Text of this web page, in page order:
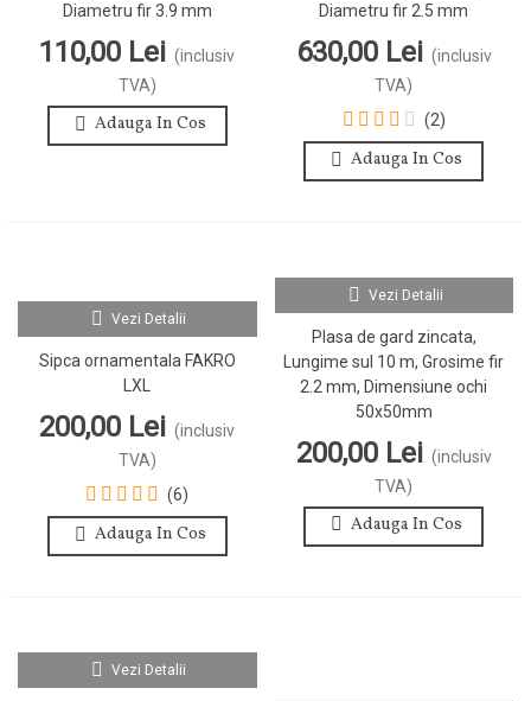
Diametru fir 3.9 mm
110,00 Lei (inclusiv
TVA)
Adauga In Cos
Diametru fir 2.5 mm
630,00 Lei (inclusiv
TVA)
(2)
Adauga In Cos
Vezi Detalii
Sipca ornamentala FAKRO
LXL
200,00 Lei (inclusiv
TVA)
(6)
Adauga In Cos
Vezi Detalii
Plasa de gard zincata,
Lungime sul 10 m, Grosime fir
2.2 mm, Dimensiune ochi
50x50mm
200,00 Lei (inclusiv
TVA)
Adauga In Cos
Vezi Detalii